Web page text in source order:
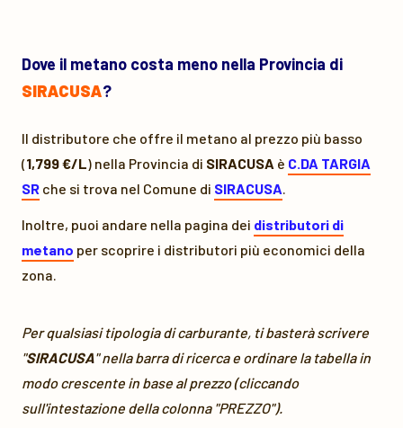
Dove il metano costa meno nella Provincia di
SIRACUSA?
Il distributore che offre il metano al prezzo più basso
(1,799 €/L) nella Provincia di SIRACUSA è C.DA TARGIA
SR che si trova nel Comune di SIRACUSA.
Inoltre, puoi andare nella pagina dei distributori di
metano per scoprire i distributori più economici della
zona.
Per qualsiasi tipologia di carburante, ti basterà scrivere
"SIRACUSA" nella barra di ricerca e ordinare la tabella in
modo crescente in base al prezzo (cliccando
sull'intestazione della colonna "PREZZO").